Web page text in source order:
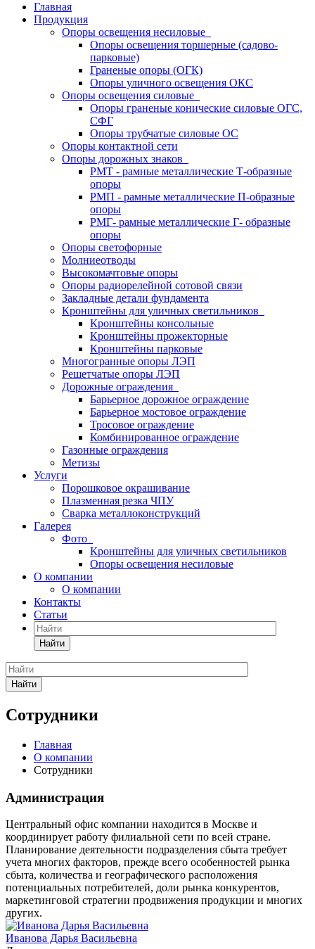
Главная
Продукция
Опоры освещения несиловые
Опоры освещения торшерные (садово-
парковые)
Граненые опоры (ОГК)
Опоры уличного освещения ОКС
Опоры освещения силовые
Опоры граненые конические силовые ОГС,
СФГ
Опоры трубчатые силовые ОС
Опоры контактной сети
Опоры дорожных знаков
РМТ - рамные металлические Т-образные
опоры
РМП - рамные металлические П-образные
опоры
РМГ- рамные металлические Г- образные
опоры
Опоры светофорные
Молниеотводы
Высокомачтовые опоры
Опоры радиорелейной сотовой связи
Закладные детали фундамента
Кронштейны для уличных светильников
Кронштейны консольные
Кронштейны прожекторные
Кронштейны парковые
Многогранные опоры ЛЭП
Решетчатые опоры ЛЭП
Дорожные ограждения
Барьерное дорожное ограждение
Барьерное мостовое ограждение
Тросовое ограждение
Комбинированное ограждение
Газонные ограждения
Метизы
Услуги
Порошковое окрашивание
Плазменная резка ЧПУ
Сварка металлоконструкций
Галерея
Фото
Кронштейны для уличных светильников
Опоры освещения несиловые
О компании
О компании
Контакты
Статьи
Найти
Найти
Сотрудники
Главная
О компании
Сотрудники
Администрация
Центральный офис компании находится в Москве и
координирует работу филиальной сети по всей стране.
Планирование деятельности подразделения сбыта требует
учета многих факторов, прежде всего особенностей рынка
сбыта, количества и географического расположения
потенциальных потребителей, доли рынка конкурентов,
маркетинговой стратегии продвижения продукции и многих
других.
Иванова Дарья Васильевна